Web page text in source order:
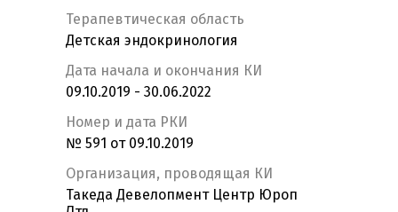
Терапевтическая область
Детская эндокринология
Дата начала и окончания КИ
09.10.2019 - 30.06.2022
Номер и дата РКИ
№ 591 от 09.10.2019
Организация, проводящая КИ
Такеда Девелопмент Центр Юроп